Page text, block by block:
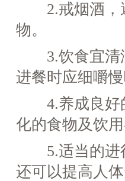
2.戒烟酒，
物。
3.饮食宜清
进餐时应细嚼慢
4.养成良好
化的食物及饮
5.适当的进
还可以提高人体